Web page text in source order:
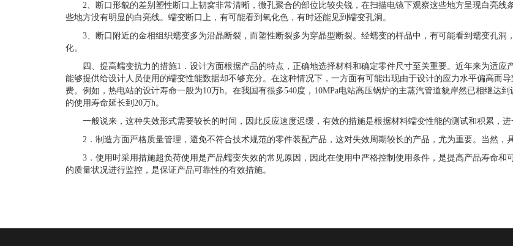
2、断口形貌的差别塑性断口上韧窝非常清晰，微孔聚合的部位比较尖锐，在扫描电镜下观察这些地方呈现白亮
些地方没有明显的白亮线。蠕变断口上，有可能看到氧化色，有时还能见到蠕变孔洞。
3、断口附近的金相组织蠕变多为沿晶断裂，而塑性断裂多为穿晶型断裂。经蠕变的样品中，有可能看到蠕变孔
化。
四、提高蠕变抗力的措施1 ．设计方面根据产品的特点，正确地选择材料和确定零件尺寸至关重要。近年来为适
能够提供给设计人员使用的蠕变性能数据却不够充分。在这种情况下，一方面有可能出现由于设计的应力水平偏高而
费。例如，热电站的设计寿命一般为10万h。在我国有很多540度， 10MPa电站高压锅炉的主蒸汽管道貌岸然已相继达
的使用寿命延长到 20万h。
一般说来，这种失效形式需要较长的时间，因此反应速度迟缓，有效的措施是根据材料蠕变性能的测试和积累，进
2 ．制造方面严格质量管理，避免不符合技术规范的零件装配产品，这对失效周期较长的产品，尤为重要。当然，
3 ．使用时采用措施超负荷使用是产品蠕变失效的常见原因，因此在使用中严格控制使用条件，是提高产品寿命
的质量状况进行监控，是保证产品可靠性的有效措施。